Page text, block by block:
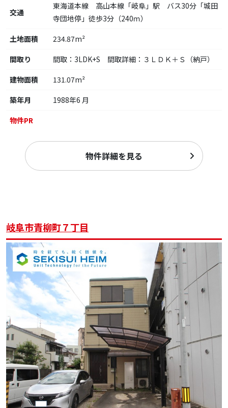
交通
東海道本線 高山本線「岐阜」駅 バス30分「城田
寺団地停」徒歩3分（240ｍ）
土地面積
234.87m²
間取り
間取：3LDK+S 間取詳細：３ＬＤＫ＋Ｓ（納戸）
建物面積
131.07m²
築年月
1988年6 月
物件PR
物件詳細を見る
岐阜市青柳町７丁目